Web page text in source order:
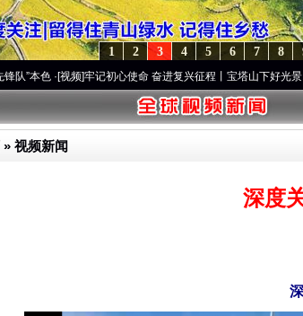
8
7
6
5
4
3
2
1
视频]牢记初心使命 奋进复兴征程丨宝塔山下好光景..·[视频]因
» 视频新闻
深度